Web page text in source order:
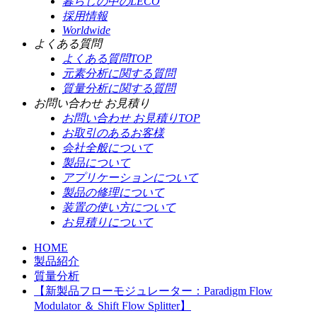
採用情報
Worldwide
よくある質問
よくある質問TOP
元素分析に関する質問
質量分析に関する質問
お問い合わせ お見積り
お問い合わせ お見積りTOP
お取引のあるお客様
会社全般について
製品について
アプリケーションについて
製品の修理について
装置の使い方について
お見積りについて
HOME
製品紹介
質量分析
【新製品フローモジュレーター：Paradigm Flow
Modulator ＆ Shift Flow Splitter】